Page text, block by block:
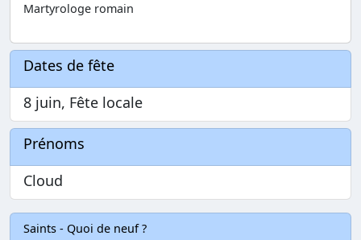
Martyrologe romain
Dates de fête
8 juin, Fête locale
Prénoms
Cloud
Saints - Quoi de neuf ?